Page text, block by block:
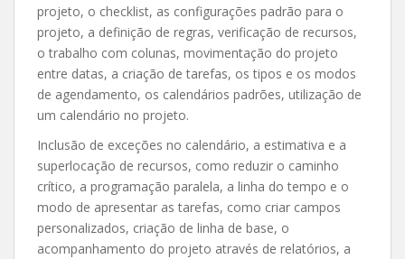
projeto, o checklist, as configurações padrão para o
projeto, a definição de regras, verificação de recursos,
o trabalho com colunas, movimentação do projeto
entre datas, a criação de tarefas, os tipos e os modos
de agendamento, os calendários padrões, utilização de
um calendário no projeto.
Inclusão de exceções no calendário, a estimativa e a
superlocação de recursos, como reduzir o caminho
crítico, a programação paralela, a linha do tempo e o
modo de apresentar as tarefas, como criar campos
personalizados, criação de linha de base, o
acompanhamento do projeto através de relatórios, a